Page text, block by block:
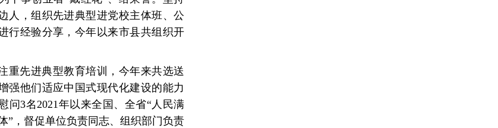
人，组织先进典型进党校主体班、公
行经验分享，今年以来市县共组织开
重先进典型教育培训，今年来共选送
强他们适应中国式现代化建设的能力
问3名2021年以来全国、全省“人民满
”，督促单位负责同志、组织部门负责